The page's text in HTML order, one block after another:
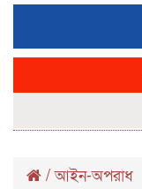
/আইন-অপরাধ